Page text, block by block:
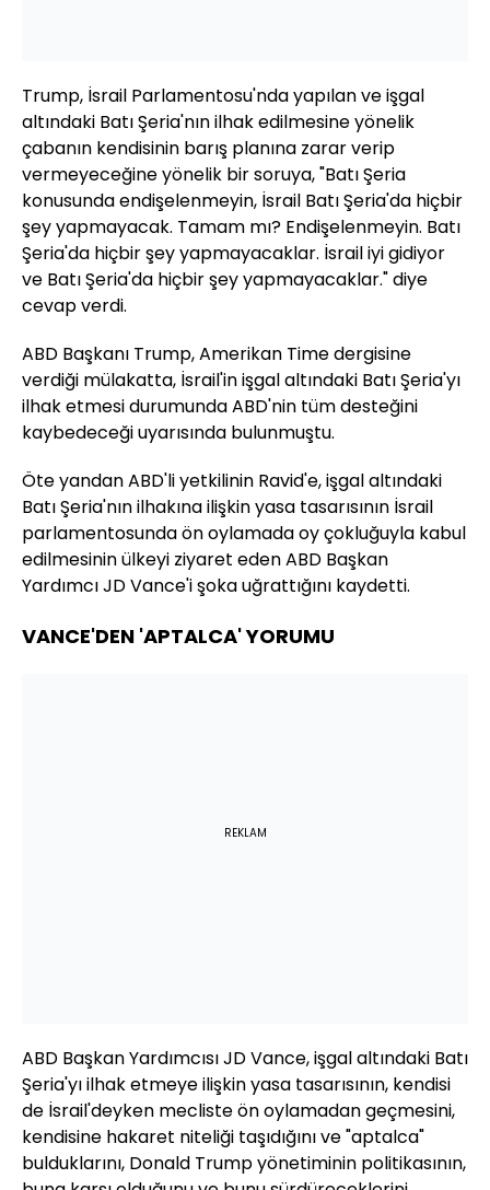
Trump, İsrail Parlamentosu'nda yapılan ve işgal
altındaki Batı Şeria'nın ilhak edilmesine yönelik
çabanın kendisinin barış planına zarar verip
vermeyeceğine yönelik bir soruya, "Batı Şeria
konusunda endişelenmeyin, İsrail Batı Şeria'da hiçbir
şey yapmayacak. Tamam mı? Endişelenmeyin. Batı
Şeria'da hiçbir şey yapmayacaklar. İsrail iyi gidiyor
ve Batı Şeria'da hiçbir şey yapmayacaklar." diye
cevap verdi.
ABD Başkanı Trump, Amerikan Time dergisine
verdiği mülakatta, İsrail'in işgal altındaki Batı Şeria'yı
ilhak etmesi durumunda ABD'nin tüm desteğini
kaybedeceği uyarısında bulunmuştu.
Öte yandan ABD'li yetkilinin Ravid'e, işgal altındaki
Batı Şeria'nın ilhakına ilişkin yasa tasarısının İsrail
parlamentosunda ön oylamada oy çokluğuyla kabul
edilmesinin ülkeyi ziyaret eden ABD Başkan
Yardımcı JD Vance'i şoka uğrattığını kaydetti.
VANCE'DEN 'APTALCA' YORUMU
REKLAM
ABD Başkan Yardımcısı JD Vance, işgal altındaki Batı
Şeria'yı ilhak etmeye ilişkin yasa tasarısının, kendisi
de İsrail'deyken mecliste ön oylamadan geçmesini,
kendisine hakaret niteliği taşıdığını ve "aptalca"
bulduklarını, Donald Trump yönetiminin politikasının,